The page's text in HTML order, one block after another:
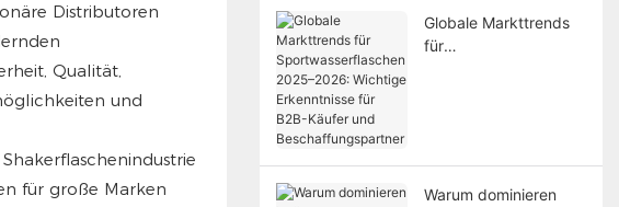
Distributoren
Qualität,
und
für große Marken
Globale Markttrends
für
Warum dominieren